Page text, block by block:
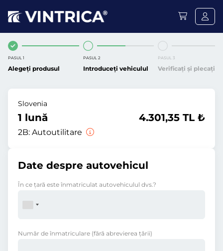
PASUL 1
Alegeți produsul
PASUL 2
Introduceți vehiculul
PASUL 3
Verificați și plecați
Slovenia
1 lună
2B: Autoutilitare
4.301,35 TL ₺
Date despre autovehicul
În ce ţară este înmatriculat autovehiculul dvs.?
Număr de înmatriculare (fără abrevierea ţării)